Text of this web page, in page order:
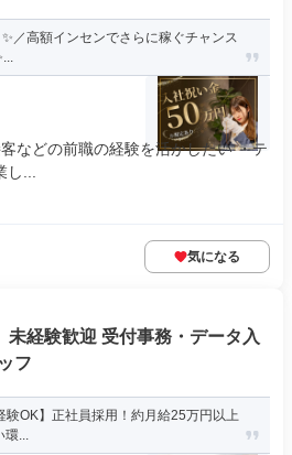
／高額インセンでさらに稼ぐチャンス
などの前職の経験を活かしたい ・テ
...
気になる
未経験歓迎 受付事務・データ入
フ
験OK】正社員採用！約月給25万円以上
環...